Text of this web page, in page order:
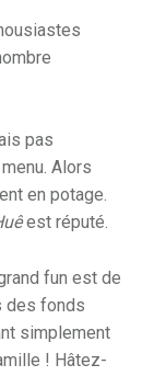
pas
Alors
en potage.
est réputé.
fun est de
des fonds
simplement
! Hâtez-